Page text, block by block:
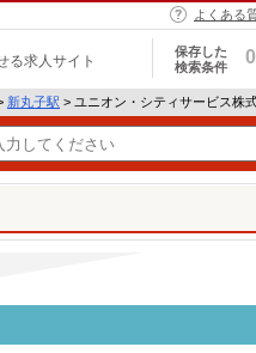
よくある
る求人サイト
保存した
検索条件
0
新丸子駅 > ユニオン・シティサービス株